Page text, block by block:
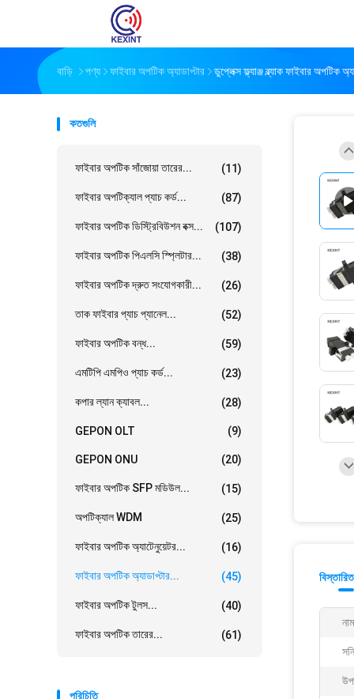
বাড়ি পণ্য ফাইবার অপটিক অ্যাডাপ্টার ডুপ্লেক্স ফ্ল্যাঞ্জ ব্ল্যাক ফাইবার
কতগুলি
ফাইবার অপটিক সাঁজোয়া তারের... (11)
ফাইবার অপটিক্যাল প্যাচ কর্ড... (87)
ফাইবার অপটিক ডিস্ট্রিবিউশন বক্স... (107)
ফাইবার অপটিক পিএলসি স্প্লিটার... (38)
ফাইবার অপটিক দ্রুত সংযোগকারী... (26)
তাক ফাইবার প্যাচ প্যানেল... (52)
ফাইবার অপটিক বন্ধ... (59)
এমটিপি এমপিও প্যাচ কর্ড... (23)
কপার ল্যান ক্যাবল... (28)
GEPON OLT (9)
GEPON ONU (20)
ফাইবার অপটিক SFP মডিউল... (15)
অপটিক্যাল WDM (25)
ফাইবার অপটিক অ্যাটেনুয়েটর... (16)
ফাইবার অপটিক অ্যাডাপ্টার... (45)
ফাইবার অপটিক টুলস... (40)
ফাইবার অপটিক তারের... (61)
পরিচিতি